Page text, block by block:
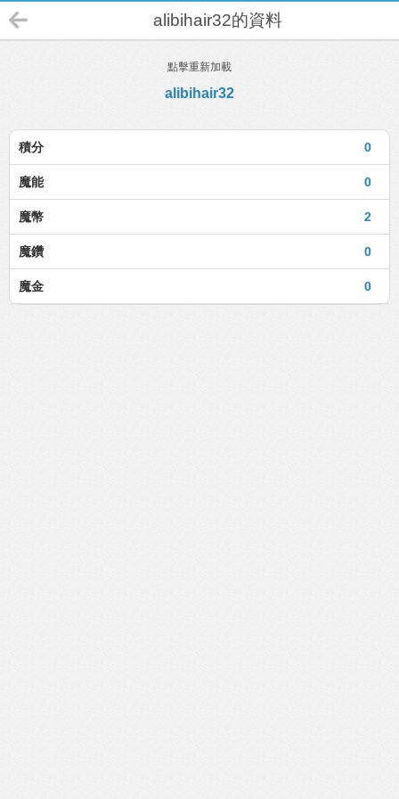
alibihair32的資料
點擊重新加載
alibihair32
0
積分
0
魔能
2
魔幣
0
魔鑽
0
魔金